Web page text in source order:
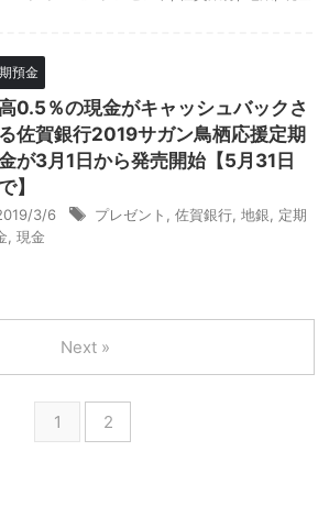
預金
0.5％の現金がキャッシュバックさ
佐賀銀行2019サガン鳥栖応援定期
が3月1日から発売開始【5月31日
】
3/6 プレゼント 佐賀銀行 地銀
定期
現金
1 2
Next »